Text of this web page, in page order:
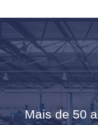
Mais de 50